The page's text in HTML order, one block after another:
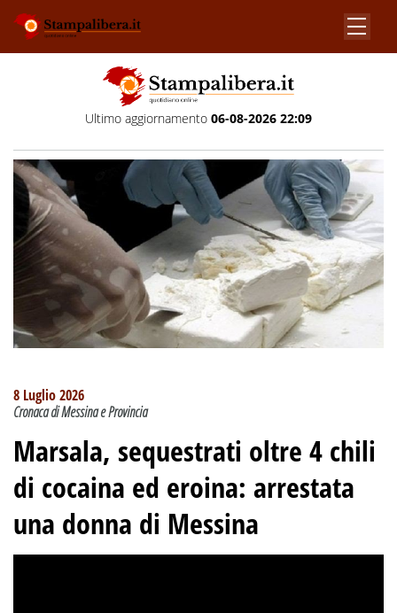
Ultimo aggiornamento 06-08-2026 22:09
8 Luglio 2026
Cronaca di Messina e Provincia
Marsala, sequestrati oltre 4 chili
di cocaina ed eroina: arrestata
una donna di Messina